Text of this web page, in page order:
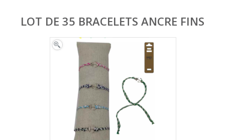
DESTOCKAGE
COLLIERS - LOTS EN DESTOCKAGE
BRACELETS FANTAISIE EN LOT
CHAÎNES DE CHEVILLE
COLLIERS EN LOT
AFFICHES MÉTAL 20 X 30CM
LOT DE 35 BRACELETS ANCRE FINS